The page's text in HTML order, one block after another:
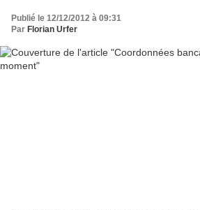
Publié le 12/12/2012 à 09:31
Par Florian Urfer